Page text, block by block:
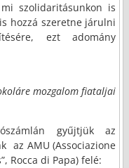
szolidaritásunkon is
hozzá szeretne járulni
ezt adomány
mozgalom fiataljai
gyűjtjük az
az AMU (Associazione
Rocca di Papa) felé: